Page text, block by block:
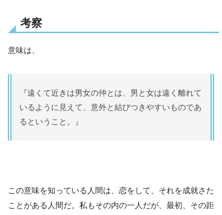
考察
意味は、
『遠くて近きは男女の仲とは、男と女は遠く離れて
いるように見えて、意外と結びつきやすいものであ
るということ。』
この意味を知っている人間は、恋をして、それを成就さた
ことがある人間だ。私もその内の一人だが、最初、その距